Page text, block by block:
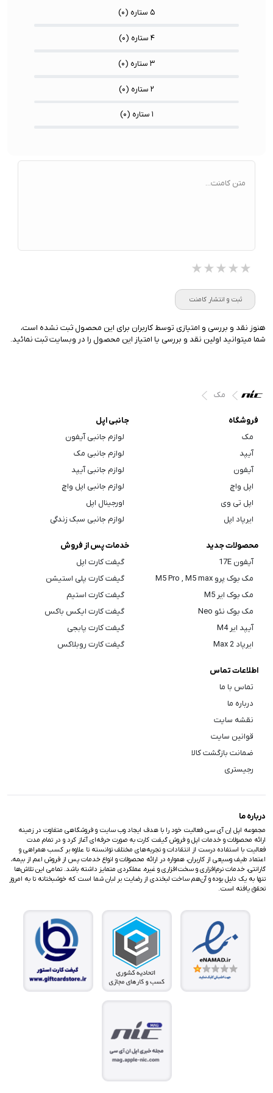
۵ ستاره ( ۰)
۴ ستاره ( ۰)
۳ ستاره ( ۰)
۲ ستاره ( ۰)
۱ ستاره ( ۰)
متن کامنت...
★★★★★
★★★★★
★★★★★
ثبت و انتشار کامنت
هنوز نقد و بررسی و امتیازی توسط کاربران برای این محصول ثبت نشده است،
شما میتوانید اولین نقد و بررسی یا امتیاز این محصول را در وبسایت ثبت نمائید.
مک
فروشگاه
مک
آیپد
آیفون
اپل واچ
اپل تی وی
ایرپاد اپل
جانبی اپل
لوازم جانبی آیفون
لوازم جانبی مک
لوازم جانبی آیپد
لوازم جانبی اپل واچ
اورجینال اپل
لوازم جانبی سبک زندگی
محصولات جدید
آیفون 17E
مک بوک پرو M5 Pro , M5 max
مک بوک ایر M5
مک بوک نئو Neo
آیپد ایر M4
ایرپاد Max 2
خدمات پس از فروش
گیفت کارت اپل
گیفت کارت پلی استیشن
گیفت کارت استیم
گیفت کارت ایکس باکس
گیفت کارت پابجی
گیفت کارت روبلاکس
اطلاعات تماس
تماس با ما
درباره ما
نقشه سایت
قوانین سایت
ضمانت بازگشت کالا
رجیستری
درباره ما
مجموعه اپل اِن آی سی فعالیت خود را با هدف ایجاد وب سایت و فروشگاهی متفاوت در زمینه
ارائه محصولات و خدمات اپل و فروش گیفت کارت به صورت حرفه‌ای آغاز کرد و در تمام مدت
فعالیت با استفاده درست از انتقادات و تجربه‌های مختلف توانسته تا علاوه بر کسب همراهی و
اعتماد طیف وسیعی از کاربران، همواره در ارائه محصولات و انواع خدمات پس از فروش اعم از بیمه،
گارانتی، خدمات نرم‌افزاری و سخت‌افزاری و غیره، عملکردی متمایز داشته باشد. تمامی این تلاش‌ها
تنها به یک دلیل بوده و آن‌هم ساخت لبخندی از رضایت بر لبان شما است که خوشبختانه تا به امروز
تحقق یافته است.